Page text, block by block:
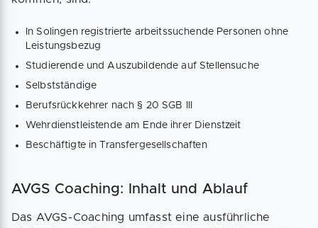
In Solingen registrierte arbeitssuchende Personen ohne
Leistungsbezug
Studierende und Auszubildende auf Stellensuche
Selbstständige
Berufsrückkehrer nach § 20 SGB III
Wehrdienstleistende am Ende ihrer Dienstzeit
Beschäftigte in Transfergesellschaften
AVGS Coaching: Inhalt und Ablauf
Das AVGS-Coaching umfasst eine ausführliche